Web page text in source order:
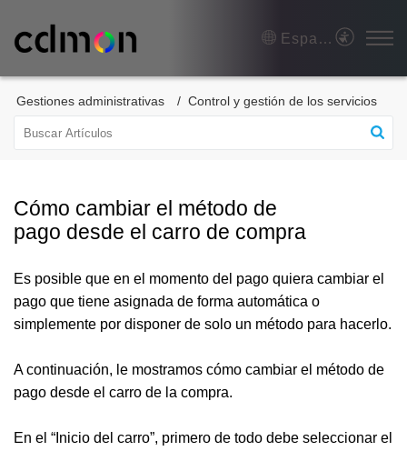
Español (España)
Gestiones administrativas Control y gestión de los servicios
Cómo cambiar el método de
pago desde el carro de compra
Es posible que en el momento del pago quiera cambiar el
pago que tiene asignada de forma automática o
simplemente por disponer de solo un método para hacerlo.
A continuación, le mostramos cómo cambiar el método de
pago desde el carro de la compra.
En el “Inicio del carro”, primero de todo debe seleccionar el